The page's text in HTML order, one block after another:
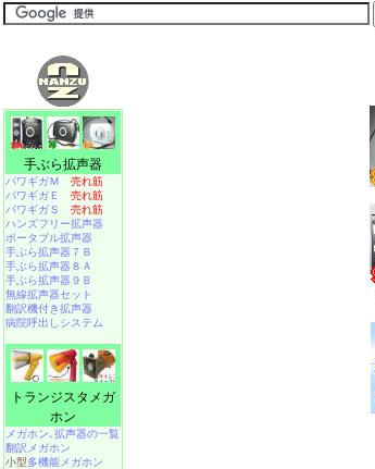
手ぶら拡声器
パワギガＭ 売れ筋
パワギガＥ 売れ筋
パワギガＳ 売れ筋
ハンズフリー拡声器
ポータブル拡声器
手ぶら拡声器７Ｂ
手ぶら拡声器８Ａ
手ぶら拡声器９Ｂ
無線拡声器セット
翻訳機付き拡声器
病院呼出しシステム
トランジスタメガ
ホン
メガホン､拡声器の一覧
翻訳メガホン
小型多機能メガホン